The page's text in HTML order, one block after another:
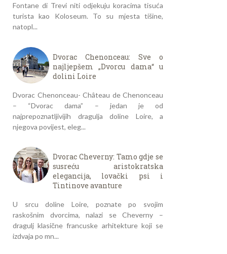
Fontane di Trevi niti odjekuju koracima tisuća
turista kao Koloseum. To su mjesta tišine,
natopl...
Dvorac Chenonceau: Sve o
najljepšem „Dvorcu dama“ u
dolini Loire
Dvorac Chenonceau- Château de Chenonceau
– “Dvorac dama” – jedan je od
najprepoznatljivijih dragulja doline Loire, a
njegova povijest, eleg...
Dvorac Cheverny: Tamo gdje se
susreću aristokratska
elegancija, lovački psi i
Tintinove avanture
U srcu doline Loire, poznate po svojim
raskošnim dvorcima, nalazi se Cheverny –
dragulj klasične francuske arhitekture koji se
izdvaja po mn...